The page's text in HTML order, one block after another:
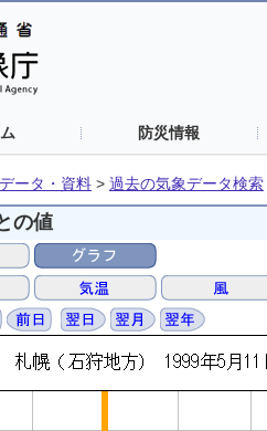
防災情報
ータ・資料 > 過去の気象データ検索
の値